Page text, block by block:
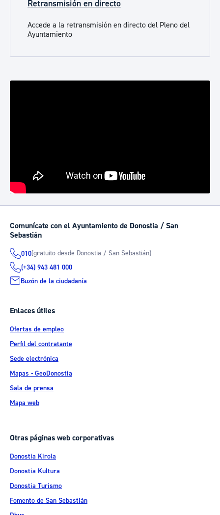
Retransmisión en directo
Accede a la retransmisión en directo del Pleno del
Ayuntamiento
Comunícate con el Ayuntamiento de Donostia / San
Sebastián
010(gratuito desde Donostia / San Sebastián)
(+34) 943 481 000
Buzón de la ciudadanía
Enlaces útiles
Ofertas de empleo
Perfil del contratante
Sede electrónica
Mapas - GeoDonostia
Sala de prensa
Mapa web
Otras páginas web corporativas
Donostia Kirola
Donostia Kultura
Donostia Turismo
Fomento de San Sebastián